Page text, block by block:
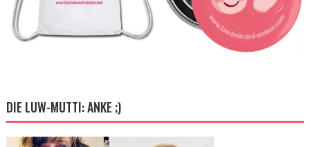
DIE LUW-MUTTI: ANKE ;)